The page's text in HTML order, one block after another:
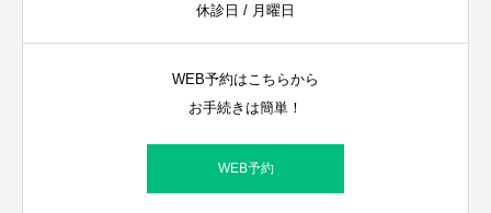
休診日 / 月曜日
WEB予約はこちらから
お手続きは簡単！
WEB予約